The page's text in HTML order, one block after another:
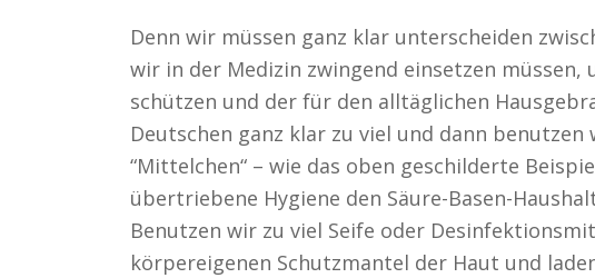
Denn wir müssen ganz klar unterscheiden
wir in der Medizin zwingend einsetzen müssen,
schützen und der für den alltäglichen
Deutschen ganz klar zu viel und dann
“Mittelchen“ – wie das oben geschilderte
übertriebene Hygiene den Säure-Basen-
Benutzen wir zu viel Seife oder
körpereigenen Schutzmantel der Haut und